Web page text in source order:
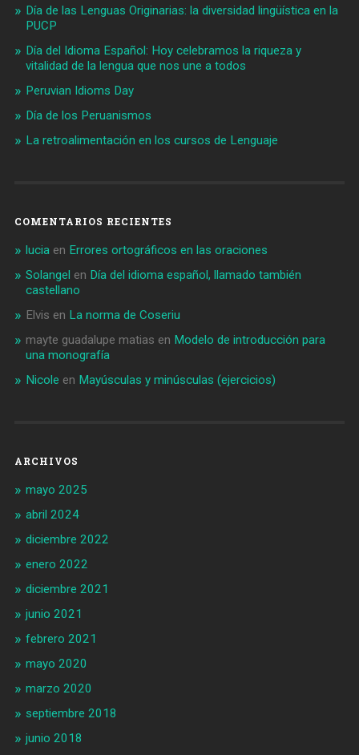
Día de las Lenguas Originarias: la diversidad lingüística en la
PUCP
Día del Idioma Español: Hoy celebramos la riqueza y
vitalidad de la lengua que nos une a todos
Peruvian Idioms Day
Día de los Peruanismos
La retroalimentación en los cursos de Lenguaje
COMENTARIOS RECIENTES
luciaen Errores ortográficos en las oraciones
Solangel en Día del idioma español, llamado también
castellano
Elvis en La norma de Coseriu
mayte guadalupe matias en Modelo de introducción para
una monografía
Nicole en Mayúsculas y minúsculas (ejercicios)
ARCHIVOS
mayo 2025
abril 2024
diciembre 2022
enero 2022
diciembre 2021
junio 2021
febrero 2021
mayo 2020
marzo 2020
septiembre 2018
junio 2018